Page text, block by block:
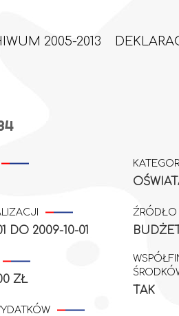
2005-2013
DO 2009-10-01
ZŁ
ŹRÓDŁO
TAK